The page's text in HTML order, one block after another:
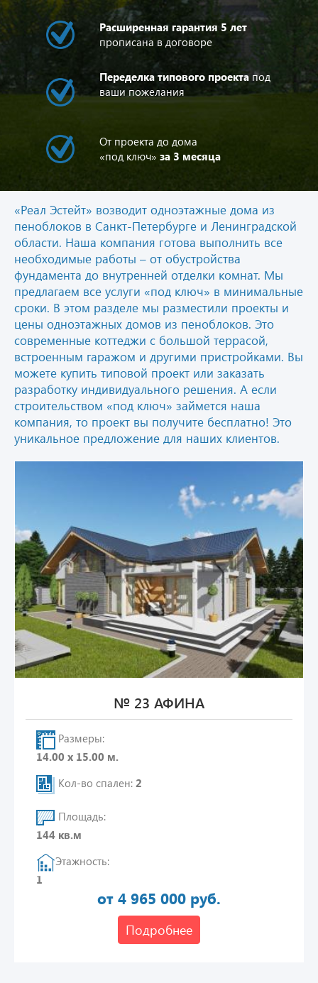
Расширенная гарантия 5 лет
прописана в договоре
Переделка типового проектапод
ваши пожелания
От проекта до дома
«под ключ» за 3 месяца
«Реал Эстейт» возводит одноэтажные дома из
пеноблоков в Санкт-Петербурге и Ленинградской
области. Наша компания готова выполнить все
необходимые работы – от обустройства
фундамента до внутренней отделки комнат. Мы
предлагаем все услуги «под ключ» в минимальные
сроки. В этом разделе мы разместили проекты и
цены одноэтажных домов из пеноблоков. Это
современные коттеджи с большой террасой,
встроенным гаражом и другими пристройками. Вы
можете купить типовой проект или заказать
разработку индивидуального решения. А если
строительством «под ключ» займется наша
компания, то проект вы получите бесплатно! Это
уникальное предложение для наших клиентов.
№ 23 АФИНА
Размеры:
14.00 х 15.00 м.
Кол-во спален: 2
Площадь:
144 кв.м
Этажность:
1
от 4 965 000 руб.
Подробнее